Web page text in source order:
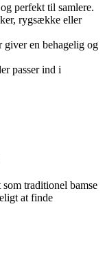
perfekt til samlere.
rygsække eller
giver en behagelig og
passer ind i
traditionel bamse
at finde